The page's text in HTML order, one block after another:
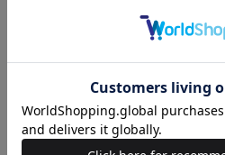
感情移入しながら読み進め、同じ目線
●辰巳先生から授業を受けた生徒たち
を重ね、前を向いて歩むことを学んで
書を読み進めるうち、そうした生徒た
を重ね、心の底から応援せずにはいら